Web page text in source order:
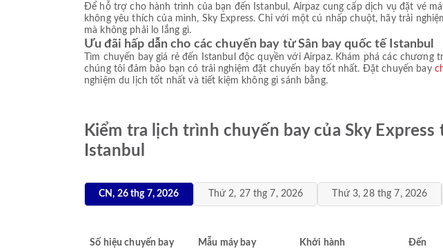
Để hỗ trợ cho hành trình của bạn đến Istanbul, Airpaz cung cấp dịch vụ đặt vé
không yêu thích của mình, Sky Express. Chỉ với một cú nhấp chuột, hãy trải
mà không phải lo lắng gì.
Ưu đãi hấp dẫn cho các chuyến bay từ Sân bay quốc tế Istanbul
Tìm chuyến bay giá rẻ đến Istanbul độc quyền với Airpaz. Khám phá các
chúng tôi đảm bảo bạn có trải nghiệm đặt chuyến bay tốt nhất. Đặt chuyến bay
nghiệm du lịch tốt nhất và tiết kiệm không gì sánh bằng.
Kiểm tra lịch trình chuyến bay của Sky
Istanbul
CN, 26 thg 7, 2026 Thứ 2, 27 thg 7, 2026 Thứ 3, 28 thg 7, 2026
Số hiệu chuyến bay Mẫu máy bay Khởi hành Đến